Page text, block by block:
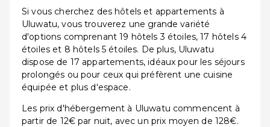
Si vous cherchez des hôtels et appartements à
Uluwatu, vous trouverez une grande variété
d'options comprenant 19 hôtels 3 étoiles, 17 hôtels 4
étoiles et 8 hôtels 5 étoiles. De plus, Uluwatu
dispose de 17 appartements, idéaux pour les séjours
prolongés ou pour ceux qui préfèrent une cuisine
équipée et plus d'espace.
Les prix d'hébergement à Uluwatu commencent à
partir de 12€ par nuit, avec un prix moyen de 128€.